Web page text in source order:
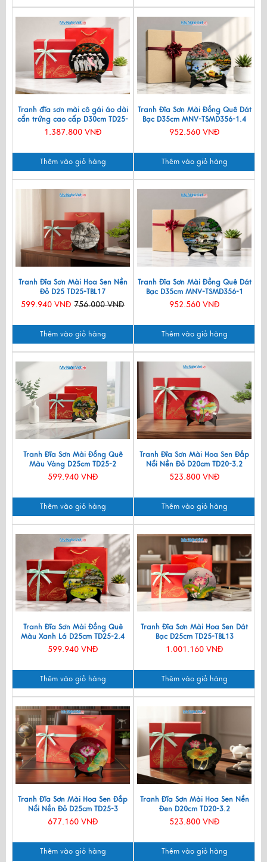
Tranh đĩa sơn mài cô gái áo dài
cẩn trứng cao cấp D30cm TD25-
Q
1.387.800 VNĐ
Thêm vào giỏ hàng
Tranh Đĩa Sơn Mài Đồng Quê Dát
Bạc D35cm MNV-TSMD356-1.4
952.560 VNĐ
Thêm vào giỏ hàng
Tranh Đĩa Sơn Mài Hoa Sen Nền
Đỏ D25 TD25-TBL17
599.940 VNĐ 756.000 VNĐ
Thêm vào giỏ hàng
Tranh Đĩa Sơn Mài Đồng Quê Dát
Bạc D35cm MNV-TSMD356-1
952.560 VNĐ
Thêm vào giỏ hàng
Tranh Đĩa Sơn Mài Đồng Quê
Màu Vàng D25cm TD25-2
599.940 VNĐ
Thêm vào giỏ hàng
Tranh Đĩa Sơn Mài Hoa Sen Đắp
Nổi Nền Đỏ D20cm TD20-3.2
523.800 VNĐ
Thêm vào giỏ hàng
Tranh Đĩa Sơn Mài Đồng Quê
Màu Xanh Lá D25cm TD25-2.4
599.940 VNĐ
Thêm vào giỏ hàng
Tranh Đĩa Sơn Mài Hoa Sen Dát
Bạc D25cm TD25-TBL13
1.001.160 VNĐ
Thêm vào giỏ hàng
Tranh Đĩa Sơn Mài Hoa Sen Đắp
Nổi Nền Đỏ D25cm TD25-3
677.160 VNĐ
Thêm vào giỏ hàng
Tranh Đĩa Sơn Mài Hoa Sen Nền
Đen D20cm TD20-3.2
523.800 VNĐ
Thêm vào giỏ hàng